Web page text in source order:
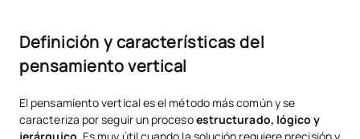
Definición y características del
pensamiento vertical
El pensamiento vertical es el método más común y se
caracteriza por seguir un procesoestructurado, lógico y
jerárquico . Es muy útil cuando la solución requiere precisión y